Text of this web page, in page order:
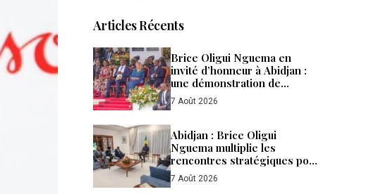
Articles Récents
Brice Oligui Nguema en
invité d’honneur à Abidjan :
une démonstration de
confiance, de puissance et de
fraternité entre le Gabon et la
7 Août 2026
Abidjan : Brice Oligui
Nguema multiplie les
rencontres stratégiques pour
accélérer les
investissements et renforcer
7 Août 2026